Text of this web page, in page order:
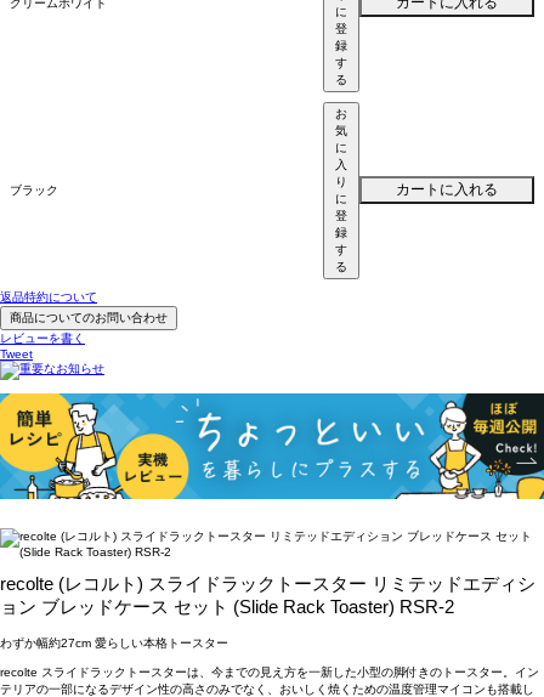
に
登
録
す
る
ブラック
お
気
に
入
り
に
登
録
す
る
カートに入れる
返品特約について
商品についてのお問い合わせ
レビューを書く
Tweet
recolte (レコルト) スライドラックトースター リミテッドエディシ
ョン ブレッドケース セット (Slide Rack Toaster) RSR-2
わずか幅約27cm 愛らしい本格トースター
recolte スライドラックトースターは、今までの見え方を一新した小型の脚付きのトースター。イン
テリアの一部になるデザイン性の高さのみでなく、おいしく焼くための温度管理マイコンも搭載し